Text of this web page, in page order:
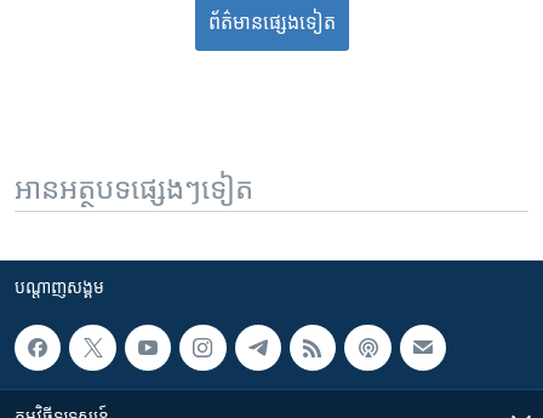
ព័ត៌មាន​​​​​​ផ្សេង​​​ទៀត
អានអត្ថបទផ្សេងៗទៀត
បណ្តាញ​សង្គម